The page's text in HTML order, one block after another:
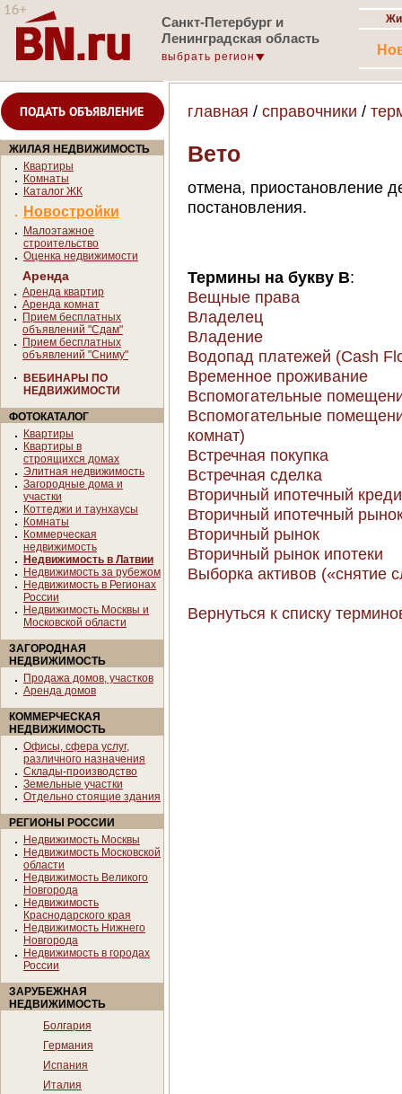
Санкт-Петербург и
Ленинградская область
выбрать регион
ПОДАТЬ ОБЪЯВЛЕНИЕ
ЖИЛАЯ НЕДВИЖИМОСТЬ
Квартиры
Комнаты
Каталог ЖК
Новостройки
Малоэтажное
строительство
Оценка недвижимости
Аренда
Аренда квартир
Аренда комнат
Прием бесплатных
объявлений "Сдам"
Прием бесплатных
объявлений "Сниму"
ВЕБИНАРЫ ПО
НЕДВИЖИМОСТИ
ФОТОКАТАЛОГ
Квартиры
Квартиры в
строящихся домах
Элитная недвижимость
Загородные дома и
участки
Коттеджи и таунхаусы
Комнаты
Коммерческая
недвижимость
Недвижимость в Латвии
Недвижимость за рубежом
Недвижимость в Регионах
России
Недвижимость Москвы и
Московской области
ЗАГОРОДНАЯ
НЕДВИЖИМОСТЬ
Продажа домов, участков
Аренда домов
КОММЕРЧЕСКАЯ
НЕДВИЖИМОСТЬ
Офисы, сфера услуг,
различного назначения
Склады-производство
Земельные участки
Отдельно стоящие здания
РЕГИОНЫ РОССИИ
Недвижимость Москвы
Недвижимость Московской
области
Недвижимость Великого
Новгорода
Недвижимость
Краснодарского края
Недвижимость Нижнего
Новгорода
Недвижимость в городах
России
ЗАРУБЕЖНАЯ
НЕДВИЖИМОСТЬ
Болгария
Германия
Испания
Италия
главная / справочники /
Вето
отмена, приостановление
постановления.
Термины на букву В:
Вещные права
Владелец
Владение
Водопад платежей (Cash
Временное проживание
Вспомогательные
Вспомогательные
комнат)
Встречная покупка
Встречная сделка
Вторичный ипотечный
Вторичный ипотечный
Вторичный рынок
Вторичный рынок ипотеки
Выборка активов («снятие
Вернуться к списку